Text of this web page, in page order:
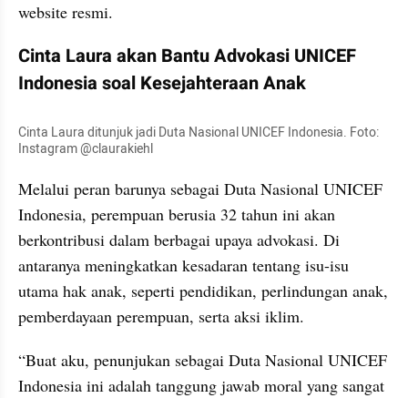
website resmi.
Cinta Laura akan Bantu Advokasi UNICEF
Indonesia soal Kesejahteraan Anak
Cinta Laura ditunjuk jadi Duta Nasional UNICEF Indonesia. Foto:
Instagram @claurakiehl
Melalui peran barunya sebagai Duta Nasional UNICEF
Indonesia, perempuan berusia 32 tahun ini akan
berkontribusi dalam berbagai upaya advokasi. Di
antaranya meningkatkan kesadaran tentang isu-isu
utama hak anak, seperti pendidikan, perlindungan anak,
pemberdayaan perempuan, serta aksi iklim.
“Buat aku, penunjukan sebagai Duta Nasional UNICEF
Indonesia ini adalah tanggung jawab moral yang sangat